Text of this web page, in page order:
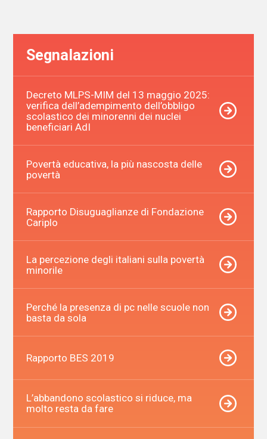
Segnalazioni
Decreto MLPS-MIM del 13 maggio 2025:
verifica dell’adempimento dell’obbligo
scolastico dei minorenni dei nuclei
beneficiari AdI
Povertà educativa, la più nascosta delle
povertà
Rapporto Disuguaglianze di Fondazione
Cariplo
La percezione degli italiani sulla povertà
minorile
Perché la presenza di pc nelle scuole non
basta da sola
Rapporto BES 2019
L’abbandono scolastico si riduce, ma
molto resta da fare